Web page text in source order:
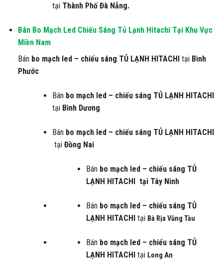
tại Thành Phố Đà Nẵng.
Bán Bo Mạch Led Chiếu Sáng Tủ Lạnh HitachiTại Khu Vực
Miền Nam
Bán bo mạch led – chiếu sáng TỦ LẠNH HITACHI tại Bình
Phước
Bán bo mạch led – chiếu sáng TỦ LẠNH HITACHI
tại Bình Dương
Bán bo mạch led – chiếu sáng TỦ LẠNH HITACHI
tại Đồng Nai
Bán bo mạch led – chiếu sáng TỦ
LẠNH HITACHI tại Tây Ninh
Bán bo mạch led – chiếu sáng TỦ
LẠNH HITACHItại Bà Rịa Vũng Tàu
Bán bo mạch led – chiếu sáng TỦ
LẠNH HITACHItại Long An